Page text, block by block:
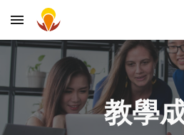
Skip to main content
教學